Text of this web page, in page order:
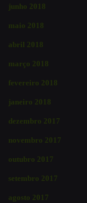
junho 2018
maio 2018
abril 2018
março 2018
fevereiro 2018
janeiro 2018
dezembro 2017
novembro 2017
outubro 2017
setembro 2017
agosto 2017